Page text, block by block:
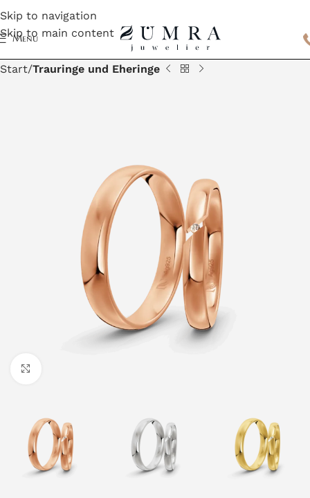
Skip to navigation
Skip to main content
Menu
Start Trauringe und Eheringe